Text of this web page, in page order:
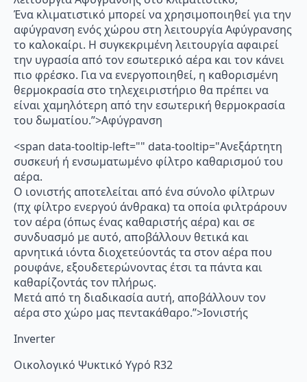
Ένα κλιματιστικό μπορεί να χρησιμοποιηθεί για την
αφύγρανση ενός χώρου στη λειτουργία Αφύγρανσης
το καλοκαίρι. Η συγκεκριμένη λειτουργία αφαιρεί
την υγρασία από τον εσωτερικό αέρα και τον κάνει
πιο φρέσκο. Για να ενεργοποιηθεί, η καθορισμένη
θερμοκρασία στο τηλεχειριστήριο θα πρέπει να
είναι χαμηλότερη από την εσωτερική θερμοκρασία
του δωματίου.”>Αφύγρανση
<span data-tooltip-left="" data-tooltip="Ανεξάρτητη
συσκευή ή ενσωματωμένο φίλτρο καθαρισμού του
αέρα.
Ο ιονιστής αποτελείται από ένα σύνολο φίλτρων
(πχ φίλτρο ενεργού άνθρακα) τα οποία φιλτράρουν
τον αέρα (όπως ένας καθαριστής αέρα) και σε
συνδυασμό με αυτό, αποβάλλουν θετικά και
αρνητικά ιόντα διοχετεύοντάς τα στον αέρα που
ρουφάνε, εξουδετερώνοντας έτσι τα πάντα και
καθαρίζοντάς τον πλήρως.
Μετά από τη διαδικασία αυτή, αποβάλλουν τον
αέρα στο χώρο μας πεντακάθαρο.”>Ιονιστής
Inverter
Οικολογικό Ψυκτικό Υγρό R32